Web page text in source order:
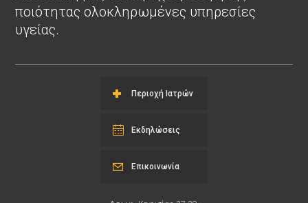
ποιότητας ολοκληρωμένες υπηρεσίες
υγείας.
Περιοχή Ιατρών
Εκδηλώσεις
Επικοινωνία